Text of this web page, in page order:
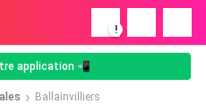
!
application 📲
Ballainvilliers